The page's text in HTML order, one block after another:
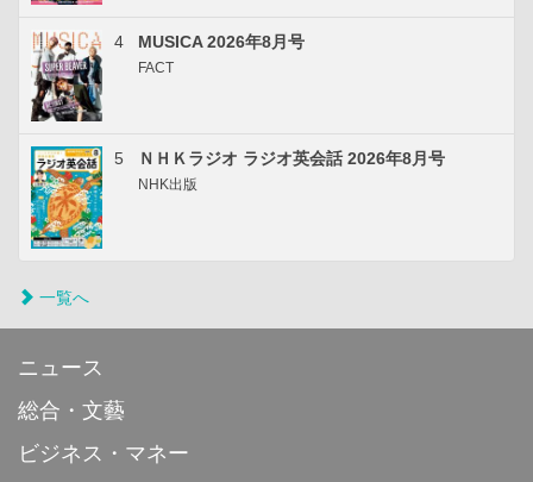
4 MUSICA 2026年8月号
FACT
5 ＮＨＫラジオ ラジオ英会話 2026年8月号
NHK出版
一覧へ
ニュース
総合・文藝
ビジネス・マネー